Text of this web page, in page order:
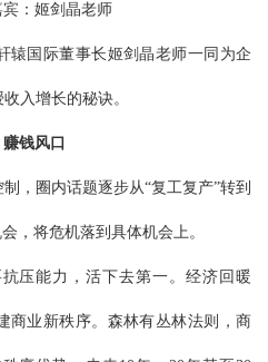
：姬剑晶老师
国际董事长姬剑晶老师一同为企
入增长的秘诀。
赚钱风口
圈内话题逐步从“复工复产”转到
，将危机落到具体机会上。
能力，活下去第一。经济回暖
商业新秩序。森林有丛林法则，商